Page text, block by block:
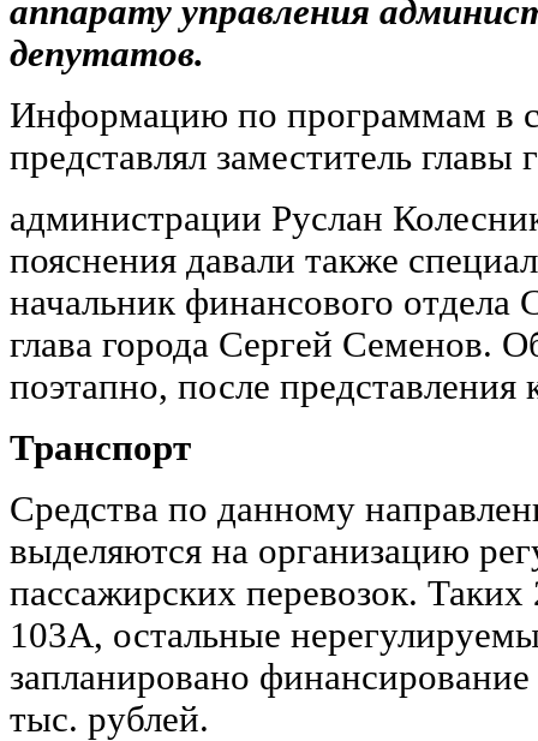
аппарату управления
депутатов.
Информацию по программам в
представлял заместитель главы
администрации Руслан
пояснения давали также
начальник финансового отдела
глава города Сергей Семенов.
поэтапно, после
Транспорт
Средства по данному
выделяются на организацию
пассажирских перевозок.
103А, остальные
запланировано
тыс. рублей.